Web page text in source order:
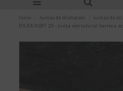
Inicio Juntas de dilatación
Juntas de
DILEX-KSBT 20 - Junta estructural barrera